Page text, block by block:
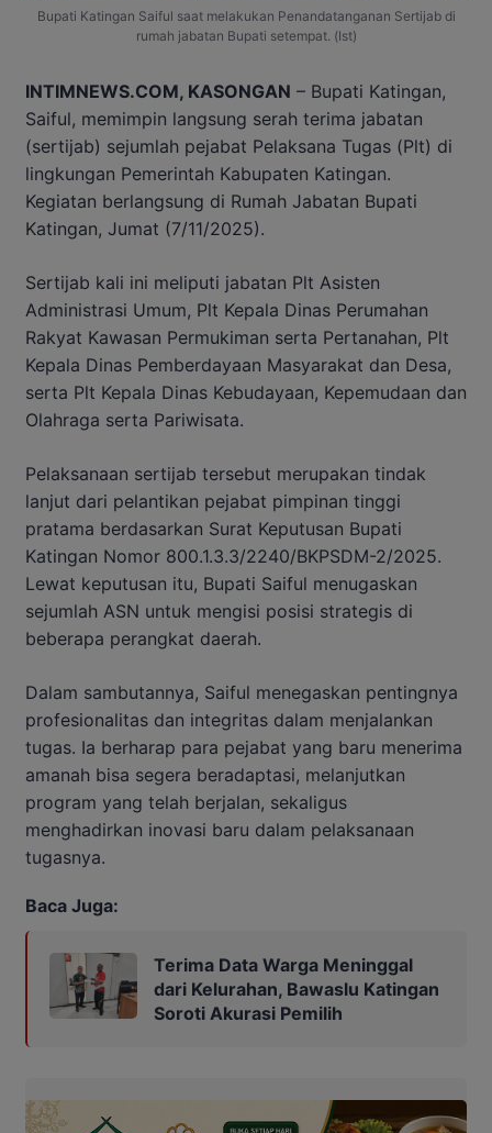
Bupati Katingan Saiful saat melakukan Penandatanganan Sertijab di
rumah jabatan Bupati setempat. (Ist)
INTIMNEWS.COM, KASONGAN – Bupati Katingan,
Saiful, memimpin langsung serah terima jabatan
(sertijab) sejumlah pejabat Pelaksana Tugas (Plt) di
lingkungan Pemerintah Kabupaten Katingan.
Kegiatan berlangsung di Rumah Jabatan Bupati
Katingan, Jumat (7/11/2025).
Sertijab kali ini meliputi jabatan Plt Asisten
Administrasi Umum, Plt Kepala Dinas Perumahan
Rakyat Kawasan Permukiman serta Pertanahan, Plt
Kepala Dinas Pemberdayaan Masyarakat dan Desa,
serta Plt Kepala Dinas Kebudayaan, Kepemudaan dan
Olahraga serta Pariwisata.
Pelaksanaan sertijab tersebut merupakan tindak
lanjut dari pelantikan pejabat pimpinan tinggi
pratama berdasarkan Surat Keputusan Bupati
Katingan Nomor 800.1.3.3/2240/BKPSDM-2/2025.
Lewat keputusan itu, Bupati Saiful menugaskan
sejumlah ASN untuk mengisi posisi strategis di
beberapa perangkat daerah.
Dalam sambutannya, Saiful menegaskan pentingnya
profesionalitas dan integritas dalam menjalankan
tugas. Ia berharap para pejabat yang baru menerima
amanah bisa segera beradaptasi, melanjutkan
program yang telah berjalan, sekaligus
menghadirkan inovasi baru dalam pelaksanaan
tugasnya.
Baca Juga:
Terima Data Warga Meninggal
dari Kelurahan, Bawaslu Katingan
Soroti Akurasi Pemilih